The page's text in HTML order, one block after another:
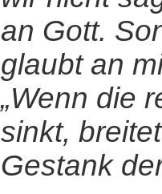
an Gott.
glaubt an
„Wenn die
sinkt,
Gestank